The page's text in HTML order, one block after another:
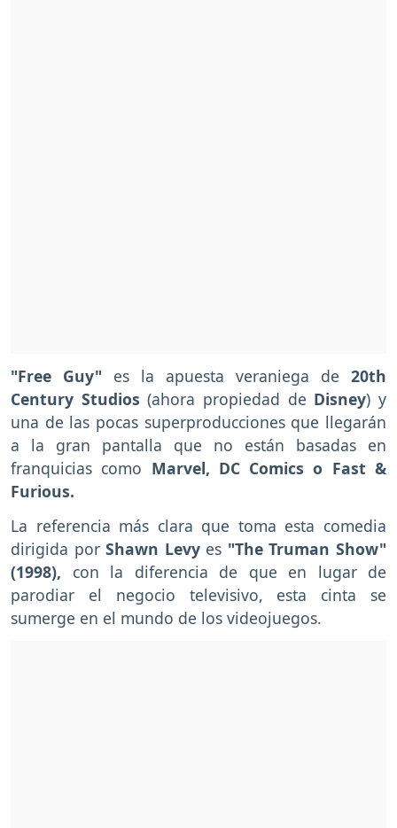
"Free Guy" es la apuesta veraniega de 20th
Century Studios (ahora propiedad de Disney) y
una de las pocas superproducciones que llegarán
a la gran pantalla que no están basadas en
franquicias como Marvel, DC Comics o Fast &
Furious.
La referencia más clara que toma esta comedia
dirigida porShawn Levyes "The Truman Show"
(1998), con la diferencia de que en lugar de
parodiar el negocio televisivo, esta cinta se
sumerge en el mundo de los videojuegos.